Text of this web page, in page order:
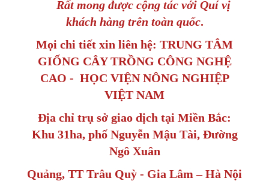
Rất mong được cộng tác với Quí vị
khách hàng trên toàn quốc.
Mọi chi tiết xin liên hệ: TRUNG TÂM
GIỐNG CÂY TRỒNG CÔNG NGHỆ
CAO - HỌC VIỆN NÔNG NGHIỆP
VIỆT NAM
Địa chỉ trụ sở giao dịch tại Miền Bắc:
Khu 31ha, phố Nguyễn Mậu Tài, Đường
Ngô Xuân
Quảng, TT Trâu Quỳ - Gia Lâm – Hà Nội